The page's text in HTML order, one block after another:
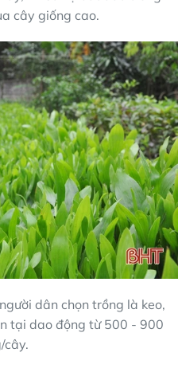
cây giống cao.
dân chọn trồng là keo,
tại dao động từ 500 - 900
cây.